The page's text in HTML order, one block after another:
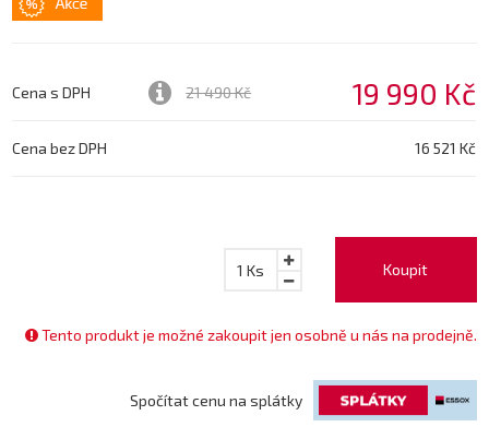
Cena s DPH 21 490 Kč 19 990 Kč
Cena bez DPH 16 521 Kč
Koupit
1 Ks
Tento produkt je možné zakoupit jen osobně u nás na prodejně.
Spočítat cenu na splátky